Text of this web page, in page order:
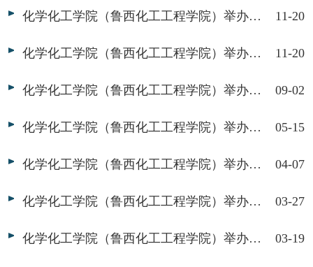
化学化工学院（鲁西化工工程学院）举办“共创文明城市，同享幸福生活”调查入户活动 11-20
化学化工学院（鲁西化工工程学院）举办2024届志愿服务培训会 11-20
化学化工学院（鲁西化工工程学院）举办2023年暑假社会实践总结答辩会 09-02
化学化工学院（鲁西化工工程学院）举办“与书同行，温暖童心”志愿活动 05-15
化学化工学院（鲁西化工工程学院）举办“滴水在指尖，节水在心间”宣讲活动 04-07
化学化工学院（鲁西化工工程学院）举办“预防流感记于心，保护自己施于行”宣讲活动 03-27
化学化工学院（鲁西化工工程学院）举办“预防春季传染病，健康与你我同行”社区宣讲活动 03-19